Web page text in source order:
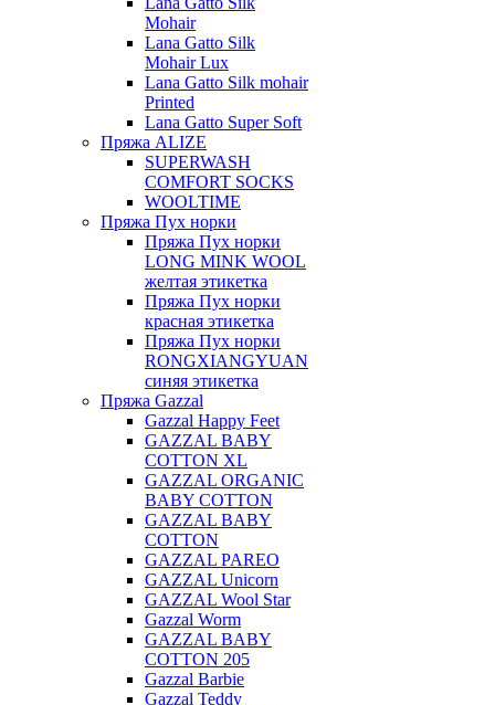
Mohair
Lana Gatto Silk
Mohair Lux
Lana Gatto Silk mohair
Printed
Lana Gatto Super Soft
Пряжа ALIZE
SUPERWASH
COMFORT SOCKS
WOOLTIME
Пряжа Пух норки
Пряжа Пух норки
LONG MINK WOOL
желтая этикетка
Пряжа Пух норки
красная этикетка
Пряжа Пух норки
RONGXIANGYUAN
синяя этикетка
Пряжа Gazzal
Gazzal Happy Feet
GAZZAL BABY
COTTON XL
GAZZAL ORGANIC
BABY COTTON
GAZZAL BABY
COTTON
GAZZAL PAREO
GAZZAL Unicorn
GAZZAL Wool Star
Gazzal Worm
GAZZAL BABY
COTTON 205
Gazzal Barbie
Gazzal Teddy